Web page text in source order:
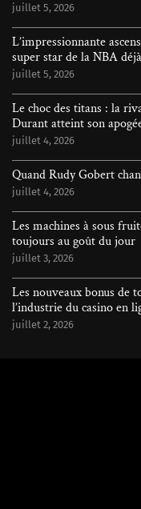
juillet 5, 2026
L’impressionnante
super star de la NBA
juillet 5, 2026
Le choc des titans : la
Durant atteint son
juillet 4, 2026
Quand Rudy Gobert
juillet 4, 2026
Les machines à sous
toujours au goût du jour
juillet 3, 2026
Les nouveaux bonus de
l’industrie du casino en
juillet 2, 2026